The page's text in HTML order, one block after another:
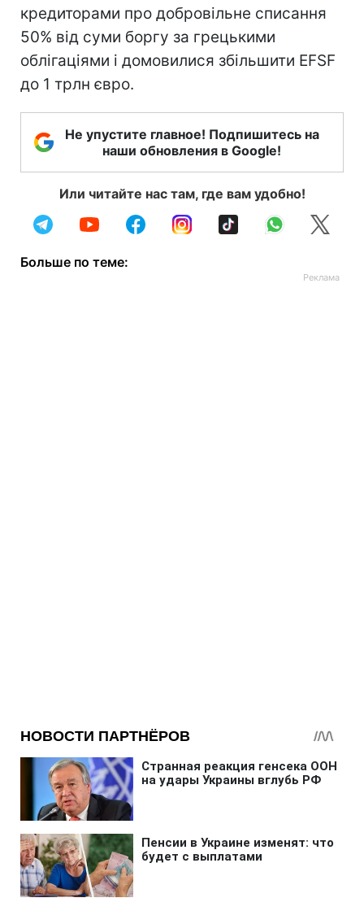
кредиторами про добровільне списання
50% від суми боргу за грецькими
облігаціями і домовилися збільшити EFSF
до 1 трлн євро.
Не упустите главное! Подпишитесь на
наши обновления в Google!
Или читайте нас там, где вам удобно!
Больше по теме: